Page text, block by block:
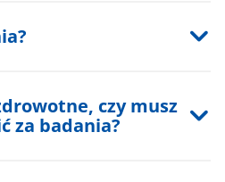
czy musz
za badania?